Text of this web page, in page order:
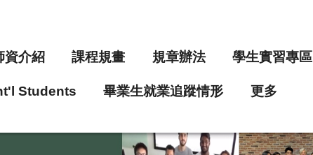
資介紹 課程規畫 規章辦法 學生實習專區
Students 畢業生就業追蹤情形 更多